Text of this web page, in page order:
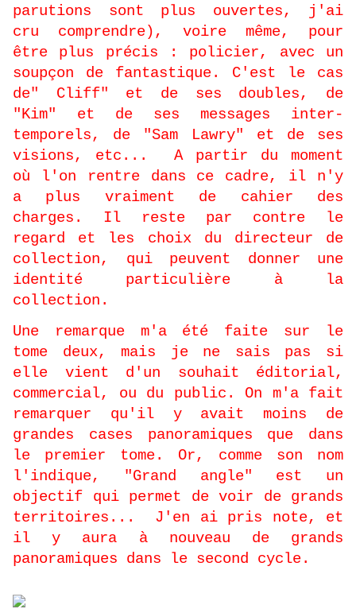
parutions sont plus ouvertes, j'ai
cru comprendre), voire même, pour
être plus précis : policier, avec un
soupçon de fantastique. C'est le cas
de" Cliff" et de ses doubles, de
"Kim" et de ses messages inter-
temporels, de "Sam Lawry" et de ses
visions, etc...
A partir du moment
où l'on rentre dans ce cadre, il n'y
a plus vraiment de cahier des
charges. Il reste par contre le
regard et les choix du directeur de
collection, qui peuvent donner une
identité particulière à la
collection.
Une remarque m'a été faite sur le
tome deux, mais je ne sais pas si
elle vient d'un souhait éditorial,
commercial, ou du public. On m'a fait
remarquer qu'il y avait moins de
grandes cases panoramiques que dans
le premier tome. Or, comme son nom
l'indique, "Grand angle" est un
objectif qui permet de voir de grands
territoires...
J'en ai pris note, et
il y aura à nouveau de grands
panoramiques dans le second cycle.